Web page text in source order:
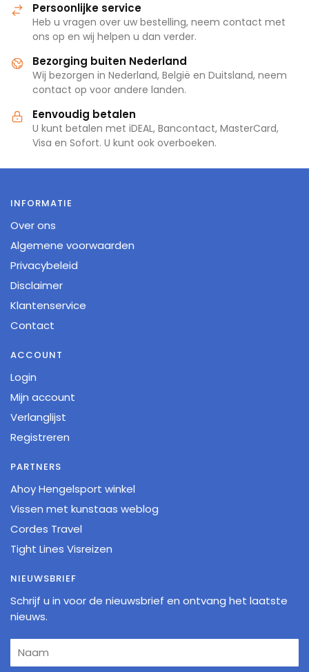
Persoonlijke service
Heb u vragen over uw bestelling, neem contact met
ons op en wij helpen u dan verder.
Bezorging buiten Nederland
Wij bezorgen in Nederland, België en Duitsland, neem
contact op voor andere landen.
Eenvoudig betalen
U kunt betalen met iDEAL, Bancontact, MasterCard,
Visa en Sofort. U kunt ook overboeken.
INFORMATIE
Over ons
Algemene voorwaarden
Privacybeleid
Disclaimer
Klantenservice
Contact
ACCOUNT
Login
Mijn account
Verlanglijst
Registreren
PARTNERS
Ahoy Hengelsport winkel
Vissen met kunstaas weblog
Cordes Travel
Tight Lines Visreizen
NIEUWSBRIEF
Schrijf u in voor de nieuwsbrief en ontvang het laatste
nieuws.